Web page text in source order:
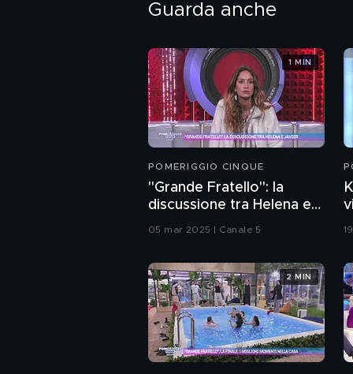
Guarda anche
POMERIGGIO CINQUE
"Grande Fratello": la
discussione tra Helena e
05 mar 2025 | Canale 5
1 MIN
2 MIN